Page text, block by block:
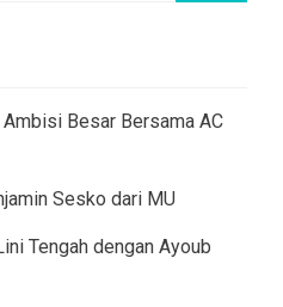
Besar Bersama AC
Sesko dari MU
Tengah dengan Ayoub